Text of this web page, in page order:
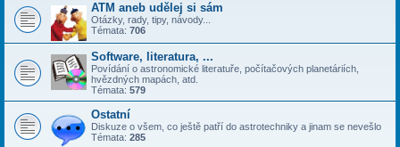
ATM aneb udělej si sám
Otázky, rady, tipy, návody...
Témata: 706
Software, literatura, ...
Povídání o astronomické literatuře, počítačových planetáriích,
hvězdných mapách, atd.
Témata: 579
Ostatní
Diskuze o všem, co ještě patří do astrotechniky a jinam se nevešlo
Témata: 285